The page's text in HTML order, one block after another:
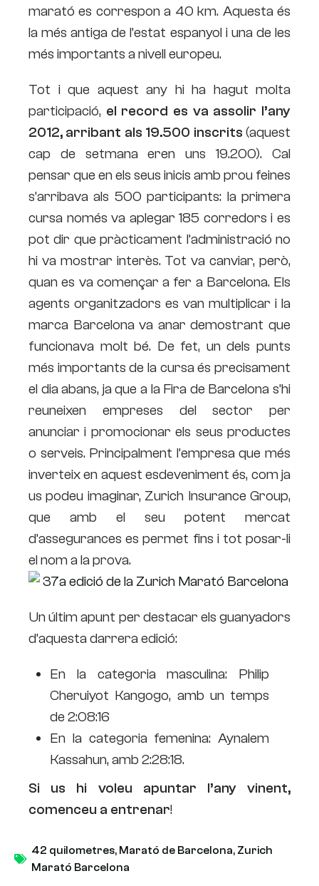
marató es correspon a 40 km. Aquesta és
la més antiga de l’estat espanyol i una de les
més importants a nivell europeu.
Tot i que aquest any hi ha hagut molta
participació, el record es va assolir l’any
2012, arribant als 19.500 inscrits (aquest
cap de setmana eren uns 19.200). Cal
pensar que en els seus inicis amb prou feines
s’arribava als 500 participants: la primera
cursa només va aplegar 185 corredors i es
pot dir que pràcticament l’administració no
hi va mostrar interès. Tot va canviar, però,
quan es va començar a fer a Barcelona. Els
agents organitzadors es van multiplicar i la
marca Barcelona va anar demostrant que
funcionava molt bé. De fet, un dels punts
més importants de la cursa és precisament
el dia abans, ja que a la Fira de Barcelona s’hi
reuneixen empreses del sector per
anunciar i promocionar els seus productes
o serveis. Principalment l’empresa que més
inverteix en aquest esdeveniment és, com ja
us podeu imaginar, Zurich Insurance Group,
que amb el seu potent mercat
d’assegurances es permet fins i tot posar-li
el nom a la prova.
Un últim apunt per destacar els guanyadors
d’aquesta darrera edició:
En la categoria masculina: Philip
Cheruiyot Kangogo, amb un temps
de 2:08:16
En la categoria femenina: Aynalem
Kassahun, amb 2:28:18.
Si us hi voleu apuntar l’any vinent,
comenceu a entrenar!
42 quilometres, Marató de Barcelona, Zurich
Marató Barcelona